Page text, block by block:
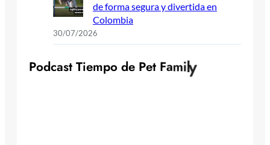
de forma segura y divertida en
Colombia
30/07/2026
Podcast Tiempo de Pet Family